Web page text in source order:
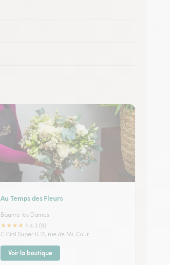
Au Temps des Fleurs
Baume les Dames
★★★★
4.3 (8)
C.Cial Super U 12, rue de Mi-Cour
Voir la boutique